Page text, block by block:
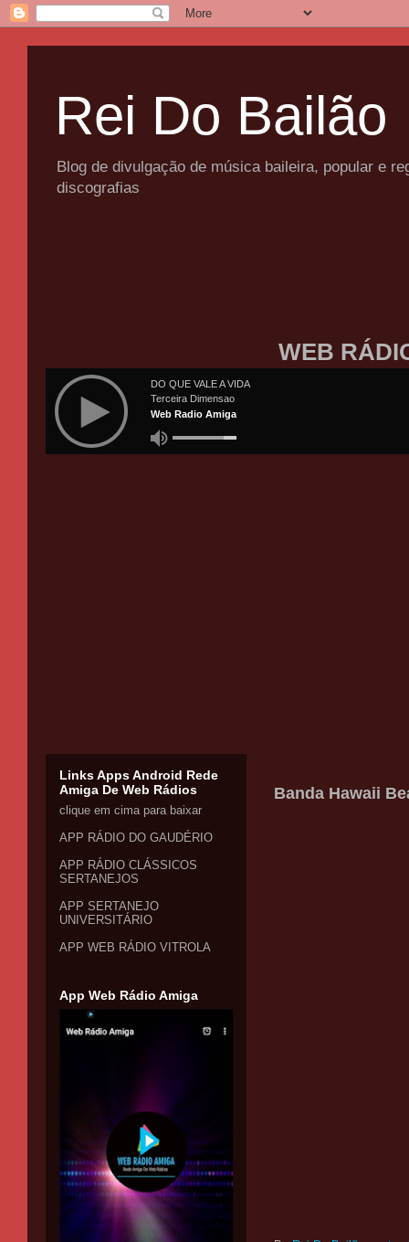
Rei Do Bailão
Blog de divulgação de música baileira, popular e
discografias
WEB
Banda Hawaii
Links Apps Android Rede
Amiga De Web Rádios
clique em cima para baixar
APP RÁDIO DO GAUDÉRIO
APP RÁDIO CLÁSSICOS
SERTANEJOS
APP SERTANEJO
UNIVERSITÁRIO
APP WEB RÁDIO VITROLA
App Web Rádio Amiga